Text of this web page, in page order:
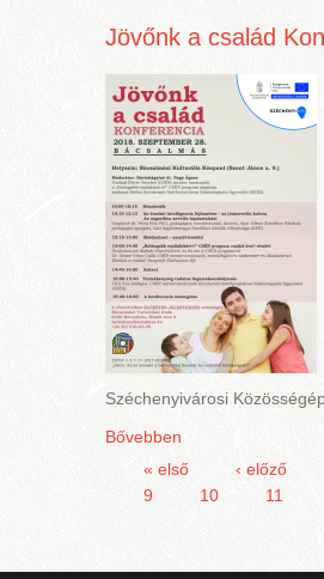
Jövőnk a család
Széchenyivárosi
Bővebben
« első
‹ előző
9
10 11